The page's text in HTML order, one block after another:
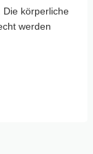
Die körperliche
werden